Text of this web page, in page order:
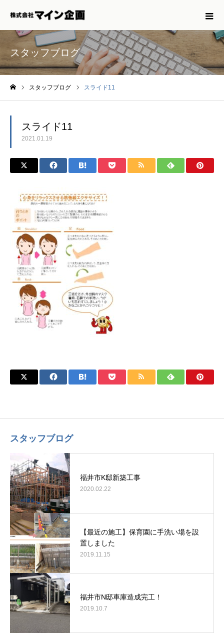
スタッフブログ
スタッフブログ スライド11
スライド11
2021.01.19
スタッフブログ
福井市K邸新築工事
2020.02.22
【最近の施工】保育園に手洗い場を設
置しました
2019.11.15
福井市N邸車庫造成完工！
2019.10.7